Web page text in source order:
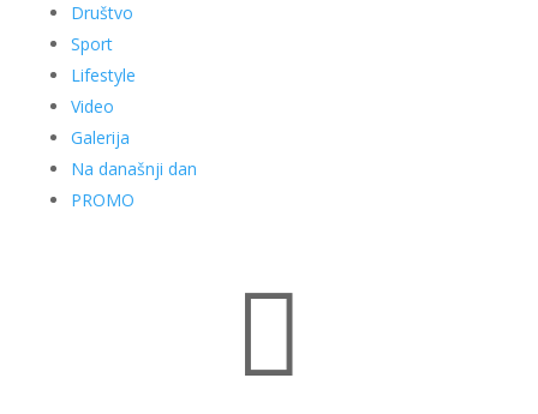
Društvo
Sport
Lifestyle
Video
Galerija
Na današnji dan
PROMO
